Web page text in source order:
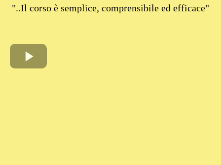
"..Il corso è semplice, comprensibile ed efficace"